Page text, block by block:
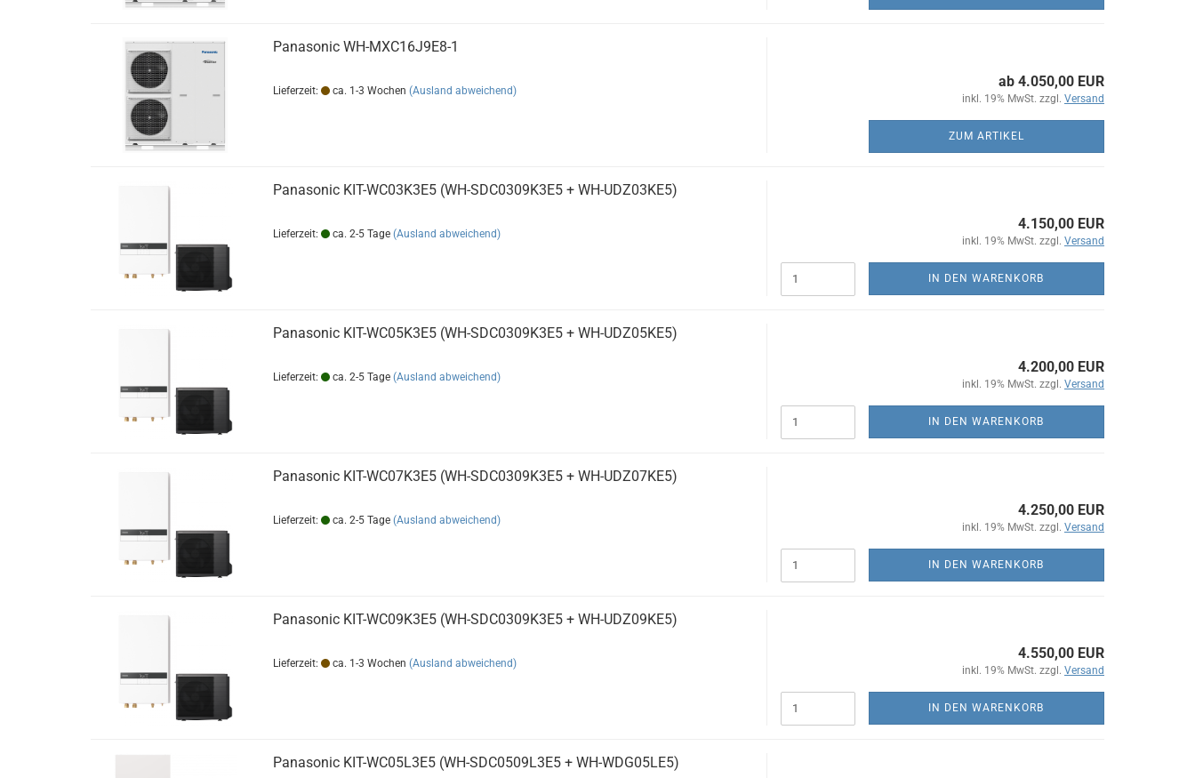
Panasonic WH-MXC16J9E8-1
Lieferzeit: ca. 1-3 Wochen (Ausland abweichend)
ab 4.050,00 EUR
inkl. 19% MwSt. zzgl. Versand
ZUM ARTIKEL
Panasonic KIT-WC03K3E5 (WH-SDC0309K3E5 + WH-UDZ03KE5)
Lieferzeit: ca. 2-5 Tage (Ausland abweichend)
4.150,00 EUR
inkl. 19% MwSt. zzgl. Versand
IN DEN WARENKORB
Panasonic KIT-WC05K3E5 (WH-SDC0309K3E5 + WH-UDZ05KE5)
Lieferzeit: ca. 2-5 Tage (Ausland abweichend)
4.200,00 EUR
inkl. 19% MwSt. zzgl. Versand
IN DEN WARENKORB
Panasonic KIT-WC07K3E5 (WH-SDC0309K3E5 + WH-UDZ07KE5)
Lieferzeit: ca. 2-5 Tage (Ausland abweichend)
4.250,00 EUR
inkl. 19% MwSt. zzgl. Versand
IN DEN WARENKORB
Panasonic KIT-WC09K3E5 (WH-SDC0309K3E5 + WH-UDZ09KE5)
Lieferzeit: ca. 1-3 Wochen (Ausland abweichend)
4.550,00 EUR
inkl. 19% MwSt. zzgl. Versand
IN DEN WARENKORB
Panasonic KIT-WC05L3E5 (WH-SDC0509L3E5 + WH-WDG05LE5)